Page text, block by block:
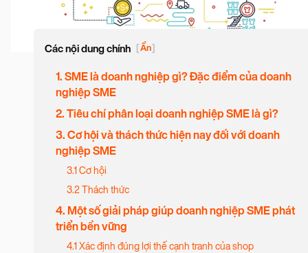
Các nội dung chính [Ẩn]
1. SME là doanh nghiệp gì? Đặc điểm của doanh
nghiệp SME
2. Tiêu chí phân loại doanh nghiệp SME là gì?
3. Cơ hội và thách thức hiện nay đối với doanh
nghiệp SME
3.1 Cơ hội
3.2 Thách thức
4. Một số giải pháp giúp doanh nghiệp SME phát
triển bền vững
4.1 Xác định đúng lợi thế cạnh tranh của shop